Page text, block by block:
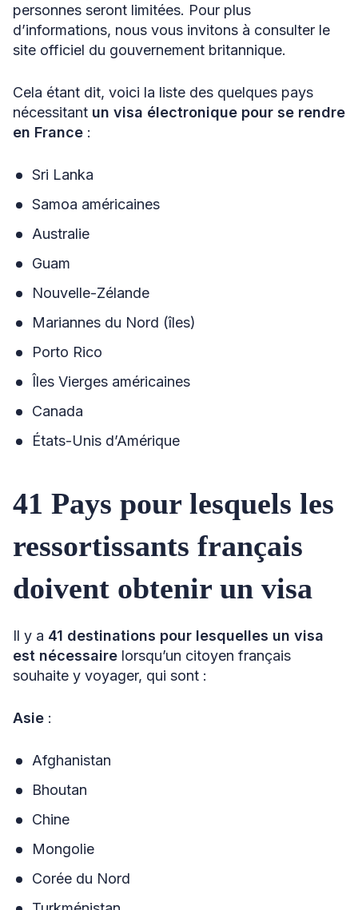
personnes seront limitées. Pour plus
d’informations, nous vous invitons à consulter le
site officiel du gouvernement britannique.
Cela étant dit, voici la liste des quelques pays
nécessitant un visa électronique pour se rendre
en France :
Sri Lanka
Samoa américaines
Australie
Guam
Nouvelle-Zélande
Mariannes du Nord (îles)
Porto Rico
Îles Vierges américaines
Canada
États-Unis d’Amérique
41 Pays pour lesquels les
ressortissants français
doivent obtenir un visa
Il y a 41 destinations pour lesquelles un visa
est nécessaire lorsqu’un citoyen français
souhaite y voyager, qui sont :
Asie :
Afghanistan
Bhoutan
Chine
Mongolie
Corée du Nord